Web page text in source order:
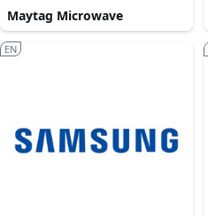
Maytag Microwave
EN